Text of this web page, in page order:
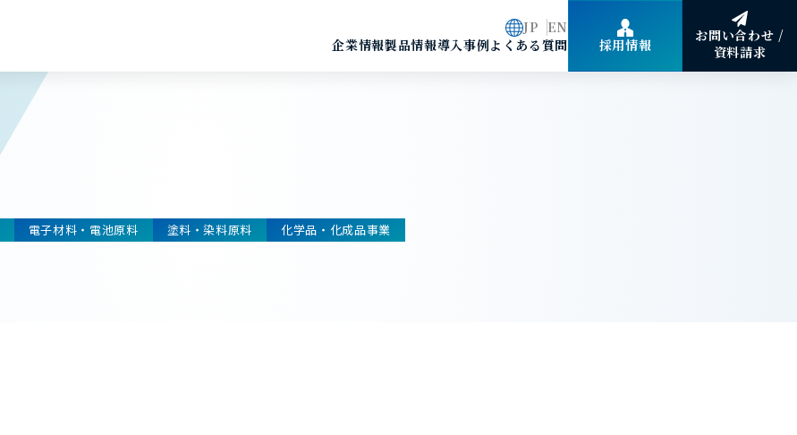
JP EN
企業情報製品情報導入事例よくある質問 採用情報
お問い合わせ /
資料請求
電子材料・電池原料 塗料・染料原料 化学品・化成品事業